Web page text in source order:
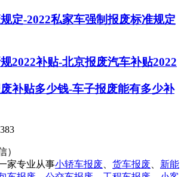
定-2022私家车强制报废标准规定
2022补贴-北京报废汽车补贴2022
补贴多少钱-车子报废能有多少补
）
家专业从事小轿车报废 货车报废
新能